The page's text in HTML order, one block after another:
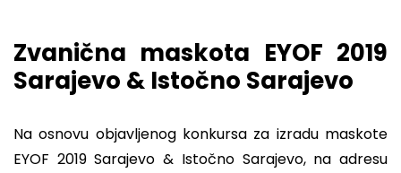
Zvanična maskota EYOF 2019
Sarajevo & Istočno Sarajevo
Na osnovu objavljenog konkursa za izradu maskote
EYOF 2019 Sarajevo & Istočno Sarajevo, na adresu